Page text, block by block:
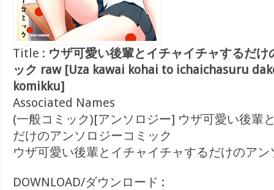
Title : ウザ可愛い後輩とイチャイチャするだけ
ック raw [Uza kawai kohai to ichaichasuru
komikku]
Associated Names
(一般コミック)[アンソロジー] ウザ可愛い後輩
だけのアンソロジーコミック
ウザ可愛い後輩とイチャイチャするだけのア
DOWNLOAD/ダウンロード :